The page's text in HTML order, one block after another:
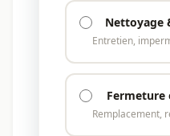
Nettoyage
Entretien,
Fermeture
Remplacement,